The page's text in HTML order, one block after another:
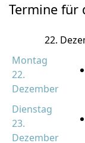
Termine für
22.
Montag
22.
Dezember
Dienstag
23.
Dezember